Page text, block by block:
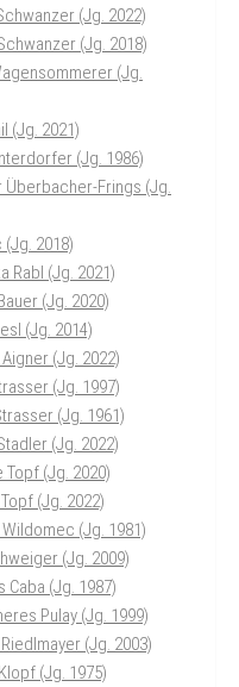
(Jg. 2022)
(Jg. 2018)
(Jg.
(Jg. 2021)
(Jg. 1986)
Überbacher-Frings (Jg.
2018)
Rabl (Jg. 2021)
(Jg. 2020)
(Jg. 2014)
(Jg. 2022)
(Jg. 1997)
(Jg. 1961)
(Jg. 2022)
(Jg. 2020)
(Jg. 2022)
(Jg. 1981)
(Jg. 2009)
Caba (Jg. 1987)
Pulay (Jg. 1999)
(Jg. 2003)
(Jg. 1975)